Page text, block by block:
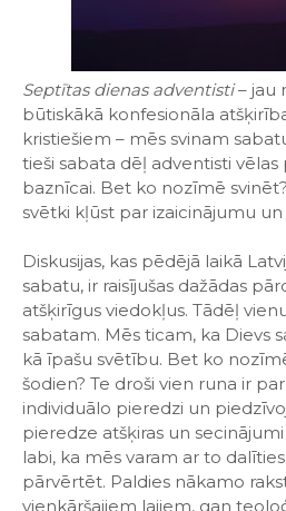
Septītas dienas adventisti– jau
būtiskākā konfesionāla
kristiešiem – mēs svinam
tieši sabata dēļ adventisti
baznīcai. Bet ko nozīmē
svētki kļūst par izaicinājumu
Diskusijas, kas pēdējā laikā
sabatu, ir raisījušas dažādas
atšķirīgus viedokļus. Tādēļ
sabatam. Mēs ticam, ka Dievs
kā īpašu svētību. Bet ko
šodien? Te droši vien runa ir
individuālo pieredzi un
pieredze atšķiras un
labi, ka mēs varam ar to
pārvērtēt. Paldies nākamo
vienkāršajiem lajiem, gan